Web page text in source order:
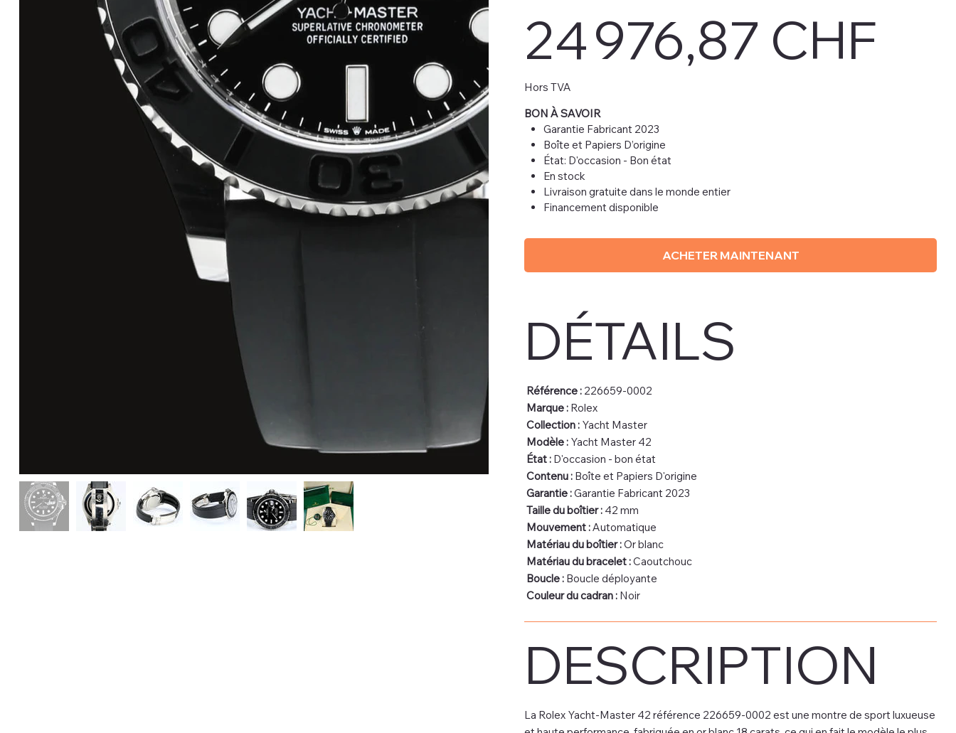
24 976,87 CHF
Hors TVA
BON À SAVOIR
Garantie Fabricant 2023
Boîte et Papiers D’origine
État: D'occasion - Bon état
En stock
Livraison gratuite dans le monde entier
Financement disponible
ACHETER MAINTENANT
DÉTAILS
Référence :226659-0002
Marque :Rolex
Collection :Yacht Master
Modèle :Yacht Master 42
État :D'occasion - bon état
Contenu :Boîte et Papiers D'origine
Garantie :Garantie Fabricant 2023
Taille du boîtier :42 mm
Mouvement :Automatique
Matériau du boîtier :Or blanc
Matériau du bracelet :Caoutchouc
Boucle :Boucle déployante
Couleur du cadran :Noir
DESCRIPTION
La Rolex Yacht-Master 42 référence 226659-0002 est une montre de sport luxueuse